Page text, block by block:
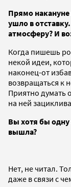
Прямо накануне
ушло в
атмосферу? И
Когда пишешь
некой идеи,
наконец-от
возвращаться к
Приятно думать
на ней
Вы хотя бы одну
вышла?
Нет, не читал.
даже в связи с